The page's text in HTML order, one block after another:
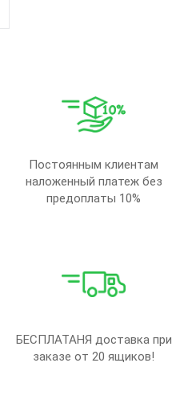
Постоянным клиентам
наложенный платеж без
предоплаты 10%
БЕСПЛАТАНЯ доставка при
заказе от 20 ящиков!